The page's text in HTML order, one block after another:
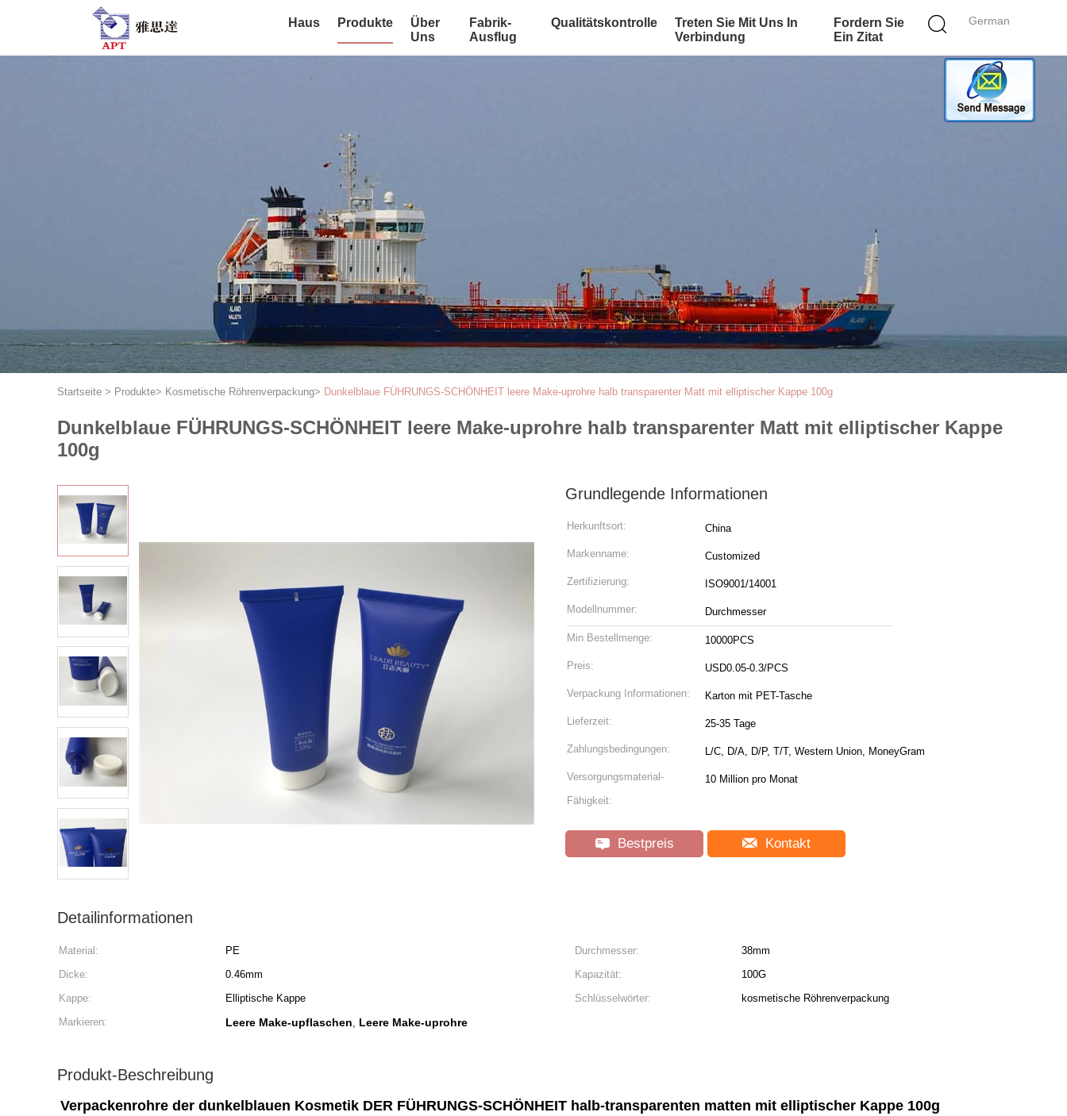
German
Haus Produkte
Über
Uns
Fabrik-
Ausflug
Qualitätskontrolle
Treten Sie Mit Uns In
Verbindung
Fordern Sie
Ein Zitat
Startseite > Produkte> Kosmetische Röhrenverpackung> Dunkelblaue FÜHRUNGS-SCHÖNHEIT leere Make-uprohre halb transparenter Matt mit elliptischer Kappe 100g
Dunkelblaue FÜHRUNGS-SCHÖNHEIT leere Make-uprohre halb transparenter Matt mit elliptischer Kappe
100g
Grundlegende Informationen
Herkunftsort: China
Markenname: Customized
Zertifizierung: ISO9001/14001
Modellnummer: Durchmesser
Min Bestellmenge: 10000PCS
Preis: USD0.05-0.3/PCS
Verpackung Informationen: Karton mit PET-Tasche
Lieferzeit: 25-35 Tage
Zahlungsbedingungen: L/C, D/A, D/P, T/T, Western Union, MoneyGram
Versorgungsmaterial-
Fähigkeit:
10 Million pro Monat
Bestpreis Kontakt
Detailinformationen
Material: PE Durchmesser:
38mm
Dicke:
0.46mm Kapazität:
100G
Kappe:
Elliptische Kappe Schlüsselwörter:
kosmetische Röhrenverpackung
Markieren:
Leere Make-upflaschen, Leere Make-uprohre
Produkt-Beschreibung
Verpackenrohre der dunkelblauen Kosmetik DER FÜHRUNGS-SCHÖNHEIT halb-transparenten matten mit elliptischer Kappe 100g